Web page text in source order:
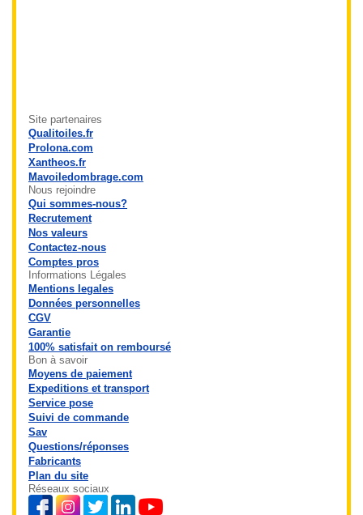
Site partenaires
Qualitoiles.fr
Prolona.com
Xantheos.fr
Mavoiledombrage.com
Nous rejoindre
Qui sommes-nous?
Recrutement
Nos valeurs
Contactez-nous
Comptes pros
Informations Légales
Mentions legales
Données personnelles
CGV
Garantie
100% satisfait on remboursé
Bon à savoir
Moyens de paiement
Expeditions et transport
Service pose
Suivi de commande
Sav
Questions/réponses
Fabricants
Plan du site
Réseaux sociaux